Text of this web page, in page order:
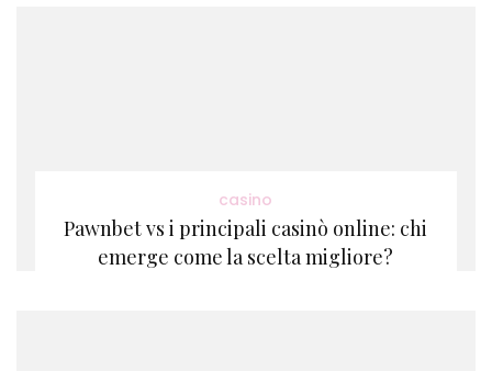
casino
Pawnbet vs i principali casinò online: chi
emerge come la scelta migliore?